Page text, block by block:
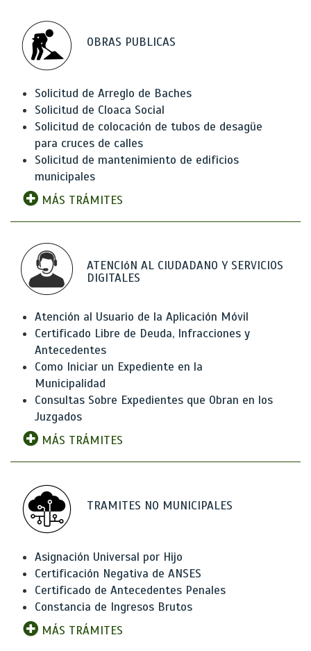
OBRAS PUBLICAS
Solicitud de Arreglo de Baches
Solicitud de Cloaca Social
Solicitud de colocación de tubos de desagüe
para cruces de calles
Solicitud de mantenimiento de edificios
municipales
MÁS TRÁMITES
ATENCIóN AL CIUDADANO Y SERVICIOS
DIGITALES
Atención al Usuario de la Aplicación Móvil
Certificado Libre de Deuda, Infracciones y
Antecedentes
Como Iniciar un Expediente en la
Municipalidad
Consultas Sobre Expedientes que Obran en los
Juzgados
MÁS TRÁMITES
TRAMITES NO MUNICIPALES
Asignación Universal por Hijo
Certificación Negativa de ANSES
Certificado de Antecedentes Penales
Constancia de Ingresos Brutos
MÁS TRÁMITES